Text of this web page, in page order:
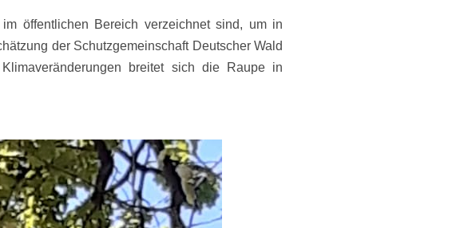
öffentlichen Bereich verzeichnet sind, um in
der Schutzgemeinschaft Deutscher Wald
breitet sich die Raupe in